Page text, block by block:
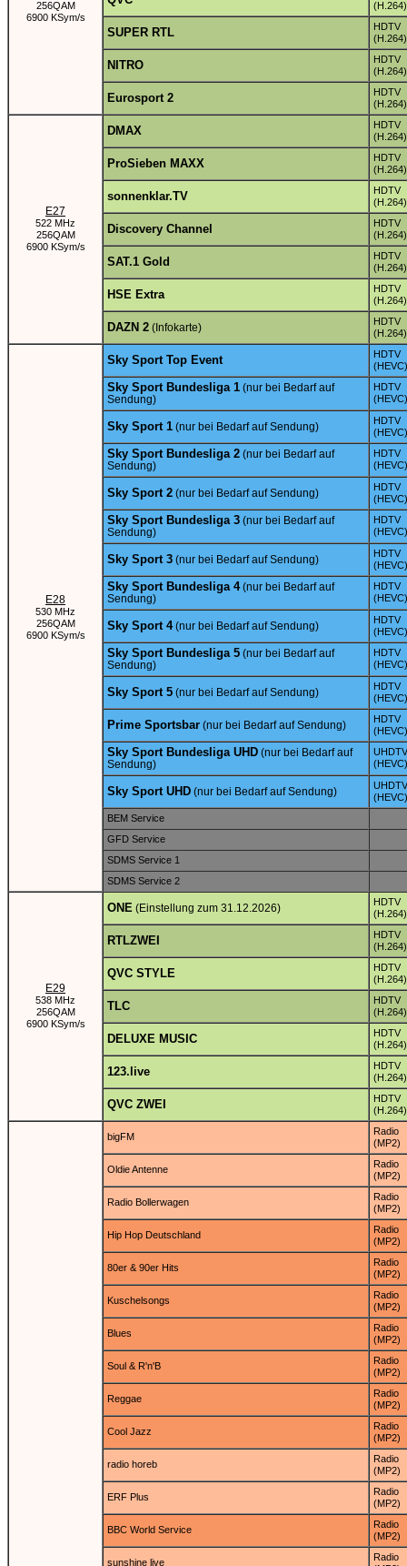
256QAM
6900 KSym/s
(H.264)
SUPER RTL
HDTV
(H.264)
NITRO
HDTV
(H.264)
Eurosport 2
HDTV
(H.264)
E27
522 MHz
256QAM
6900 KSym/s
DMAX
HDTV
(H.264)
ProSieben MAXX
HDTV
(H.264)
sonnenklar.TV
HDTV
(H.264)
Discovery Channel
HDTV
(H.264)
SAT.1 Gold
HDTV
(H.264)
HSE Extra
HDTV
(H.264)
DAZN 2 (Infokarte)
HDTV
(H.264)
E28
530 MHz
256QAM
6900 KSym/s
Sky Sport Top Event
HDTV
(HEVC)
Sky Sport Bundesliga 1 (nur bei Bedarf auf
Sendung)
HDTV
(HEVC)
Sky Sport 1 (nur bei Bedarf auf Sendung)
HDTV
(HEVC)
Sky Sport Bundesliga 2 (nur bei Bedarf auf
Sendung)
HDTV
(HEVC)
Sky Sport 2 (nur bei Bedarf auf Sendung)
HDTV
(HEVC)
Sky Sport Bundesliga 3 (nur bei Bedarf auf
Sendung)
HDTV
(HEVC)
Sky Sport 3 (nur bei Bedarf auf Sendung)
HDTV
(HEVC)
Sky Sport Bundesliga 4(nur bei Bedarf auf
Sendung)
HDTV
(HEVC)
Sky Sport 4(nur bei Bedarf auf Sendung)
HDTV
(HEVC)
Sky Sport Bundesliga 5 (nur bei Bedarf auf
Sendung)
HDTV
(HEVC)
Sky Sport 5 (nur bei Bedarf auf Sendung)
HDTV
(HEVC)
Prime Sportsbar (nur bei Bedarf auf Sendung)
HDTV
(HEVC)
Sky Sport Bundesliga UHD (nur bei Bedarf auf
Sendung)
UHDTV
(HEVC)
Sky Sport UHD (nur bei Bedarf auf Sendung)
UHDTV
(HEVC)
BEM Service
GFD Service
SDMS Service 1
SDMS Service 2
E29
538 MHz
256QAM
6900 KSym/s
ONE (Einstellung zum 31.12.2026)
HDTV
(H.264)
RTLZWEI
HDTV
(H.264)
QVC STYLE
HDTV
(H.264)
TLC
HDTV
(H.264)
DELUXE MUSIC
HDTV
(H.264)
123.live
HDTV
(H.264)
QVC ZWEI
HDTV
(H.264)
bigFM
Radio
(MP2)
Oldie Antenne
Radio
(MP2)
Radio Bollerwagen
Radio
(MP2)
Hip Hop Deutschland
Radio
(MP2)
80er & 90er Hits
Radio
(MP2)
Kuschelsongs
Radio
(MP2)
Blues
Radio
(MP2)
Soul & R'n'B
Radio
(MP2)
Reggae
Radio
(MP2)
Cool Jazz
Radio
(MP2)
radio horeb
Radio
(MP2)
ERF Plus
Radio
(MP2)
BBC World Service
Radio
(MP2)
sunshine live
Radio